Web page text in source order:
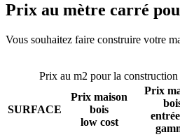
Prix au mètre carré
Vous souhaitez faire construire votre
Prix au m2 pour la construction
SURFACE
Prix maison
bois
low cost
Prix